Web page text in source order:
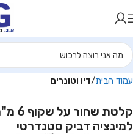
עמוד הבית דיו וטונרים
למינציה דביק סטנדרטי